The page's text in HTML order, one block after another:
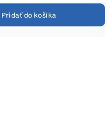
Pridať do košíka